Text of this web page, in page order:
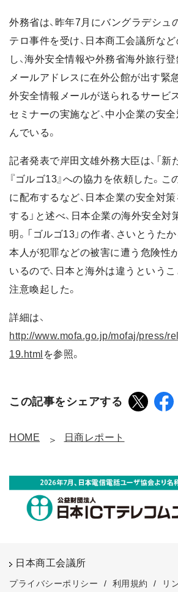
外務省は、昨年7月にバングラデシュ
テロ事件を受け、日本商工会議所な
し、海外安全情報や外務省海外旅行登
メールアドレスに在外公館が出す緊
外安全情報メールが送られるサービ
セミナーの実施など、中小企業の安
んでいる。
記者発表で岸田文雄外務大臣は、「新
『ゴルゴ13』への協力を依頼した。こ
に配布するなど、日本企業の安全対
する」と述べ、日本企業の海外安全
明。「ゴルゴ13」の作者、さいとうたか
本人が犯罪などの被害に遭う危険性
いるので、日本と海外は違うというこ
注意喚起した。
詳細は、
http://www.mofa.go.jp/mofaj/press/
19.html を参照。
この記事をシェアする
HOME 日商レポート
日本商工会議所
プライバシーポリシー / 利用規約 / リ